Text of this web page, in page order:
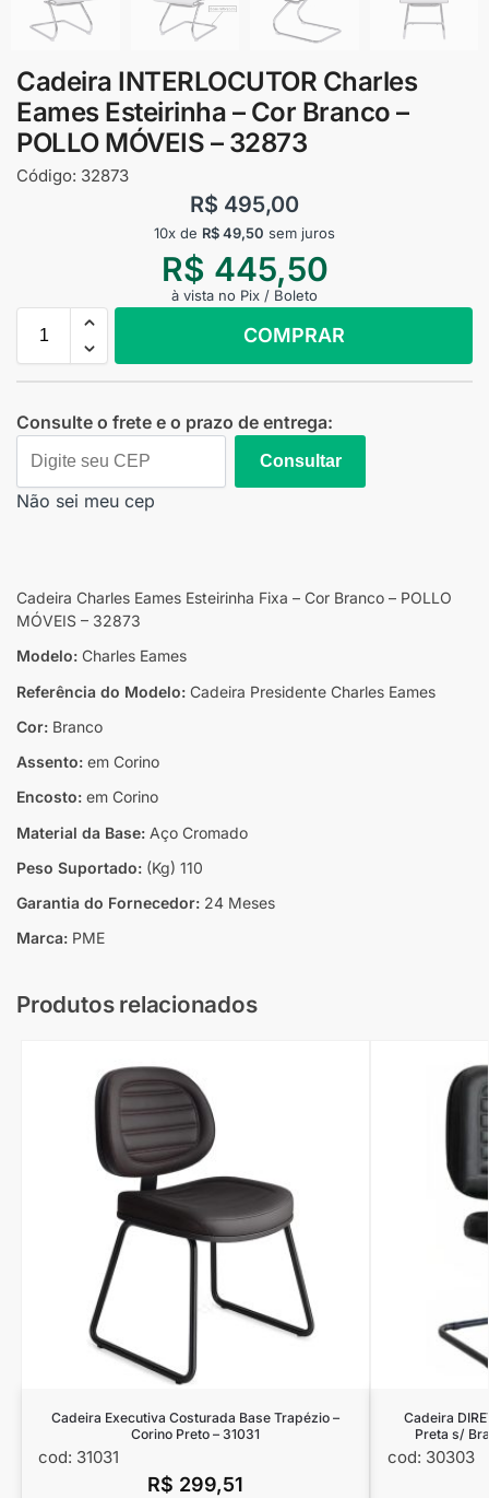
Cadeira INTERLOCUTOR Charles
Eames Esteirinha – Cor Branco –
POLLO MÓVEIS – 32873
Código: 32873
R$ 495,00
10x de R$49,50 sem juros
R$ 445,50
à vista no Pix / Boleto
COMPRAR
Consulte o frete e o prazo de entrega:
Consultar
Não sei meu cep
Cadeira Charles Eames Esteirinha Fixa – Cor Branco – POLLO
MÓVEIS – 32873
Modelo: Charles Eames
Referência do Modelo: Cadeira Presidente Charles Eames
Cor: Branco
Assento: em Corino
Encosto: em Corino
Material da Base: Aço Cromado
Peso Suportado: (Kg) 110
Garantia do Fornecedor: 24 Meses
Marca: PME
Produtos relacionados
Cadeira Executiva Costurada Base Trapézio –
Corino Preto – 31031
cod: 31031
R$ 299,51
Cadeira
Preta s/
cod: 30303